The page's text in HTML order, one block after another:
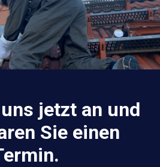
jetzt an und
Sie einen